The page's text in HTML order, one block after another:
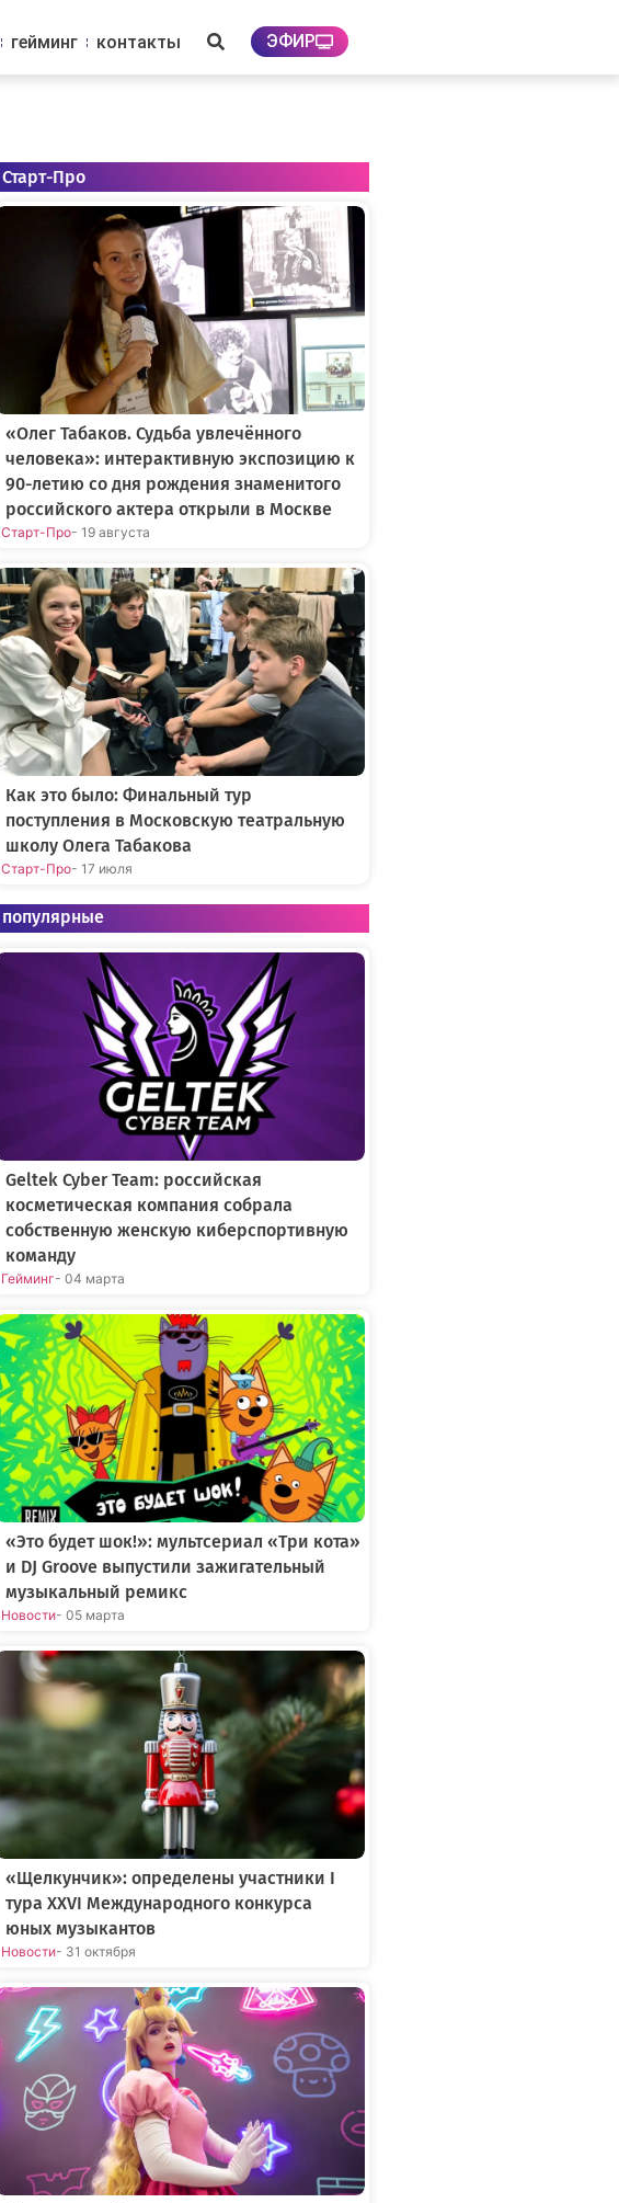
гейминг контакты ЭФИР
Старт-Про
«Олег Табаков. Судьба увлечённого
человека»: интерактивную экспозицию к
90-летию со дня рождения знаменитого
российского актера открыли в Москве
Старт-Про- 19 августа
Как это было: Финальный тур
поступления в Московскую театральную
школу Олега Табакова
Старт-Про- 17 июля
популярные
Geltek Cyber Team: российская
косметическая компания собрала
собственную женскую киберспортивную
команду
Гейминг- 04 марта
«Это будет шок!»: мультсериал «Три кота»
и DJ Groove выпустили зажигательный
музыкальный ремикс
Новости- 05 марта
«Щелкунчик»: определены участники I
тура XXVI Международного конкурса
юных музыкантов
Новости- 31 октября